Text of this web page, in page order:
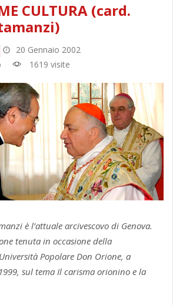
CULTURA (card.
20 Gennaio 2002
1619 visite
è l’attuale arcivescovo di Genova.
tenuta in occasione della
Popolare Don Orione, a
sul tema Il carisma orionino e la